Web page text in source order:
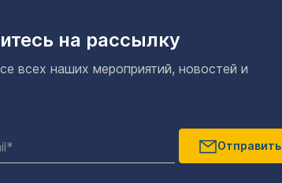
на рассылку
всех наших мероприятий, новостей и
Отправить